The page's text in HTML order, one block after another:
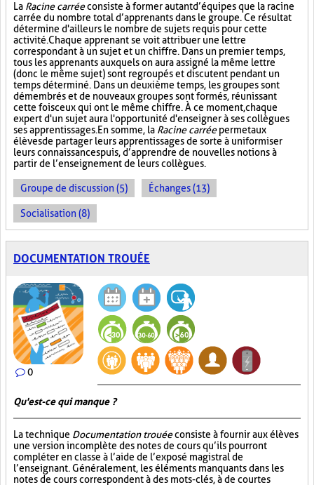
La Racine carréeconsiste à former autant d’équipes que la racine
carrée du nombre total d’apprenants dans le groupe. Ce résultat
détermine d'ailleurs le nombre de sujets requis pour cette
activité. Chaque apprenant se voit attribuer une lettre
correspondant à un sujet et un chiffre. Dans un premier temps,
tous les apprenants auxquels on aura assigné la même lettre
(donc le même sujet) sont regroupés et discutent pendant un
temps déterminé. Dans un deuxième temps, les groupes sont
démembrés et de nouveaux groupes sont formés, réunissant
cette fois ceux qui ont le même chiffre. À ce moment, chaque
expert d'un sujet aura l'opportunité d'enseigner à ses collègues
ses apprentissages. En somme, la Racine carréepermet aux
élèves de partager leurs apprentissages de sorte à uniformiser
leurs connaissances puis, d’apprendre de nouvelles notions à
partir de l’enseignement de leurs collègues.
Groupe de discussion (5) Échanges (13)
Socialisation (8)
DOCUMENTATION TROUÉE
0
Qu'est-ce qui manque ?
La technique Documentation trouéeconsiste à fournir aux élèves
une version incomplète des notes de cours qu’ils pourront
compléter en classe à l’aide de l’exposé magistral de
l’enseignant. Généralement, les éléments manquants dans les
notes de cours correspondent à des mots-clés, à de courtes